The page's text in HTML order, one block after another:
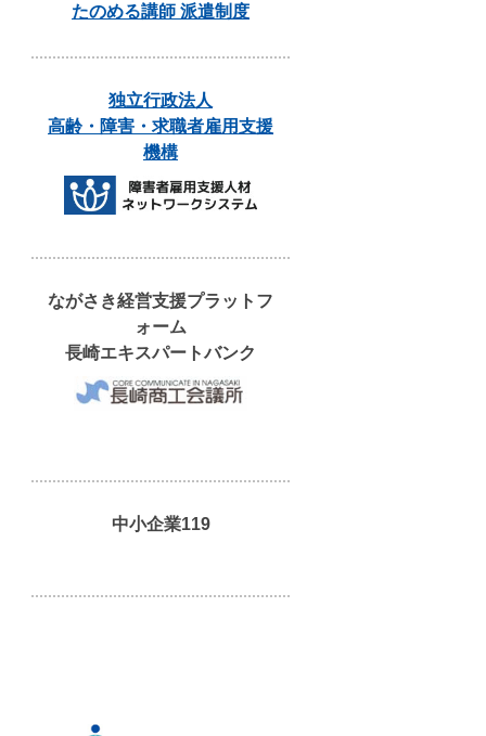
たのめる講師 派遣制度
独立行政法人
高齢・障害・求職者雇用支援
機構
ながさき経営支援プラットフ
ォーム
長崎エキスパートバンク
中小企業119